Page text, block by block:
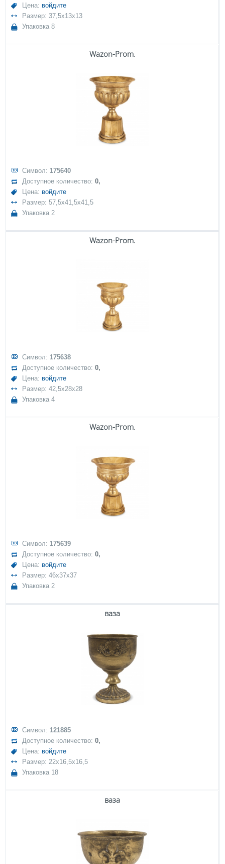
Цена: войдите
Размер: 37,5x13x13
Упаковка 8
Wazon-Prom.
Символ: 175640
Доступное количество:0,
Цена: войдите
Размер: 57,5x41,5x41,5
Упаковка 2
Wazon-Prom.
Символ: 175638
Доступное количество:0,
Цена: войдите
Размер: 42,5x28x28
Упаковка 4
Wazon-Prom.
Символ: 175639
Доступное количество:0,
Цена: войдите
Размер: 46x37x37
Упаковка 2
ваза
Символ: 121885
Доступное количество:0,
Цена: войдите
Размер: 22x16,5x16,5
Упаковка 18
ваза